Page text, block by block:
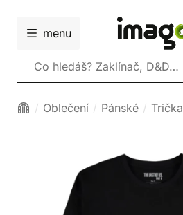
menu
Vyhledávání
Oblečení Pánské Trička